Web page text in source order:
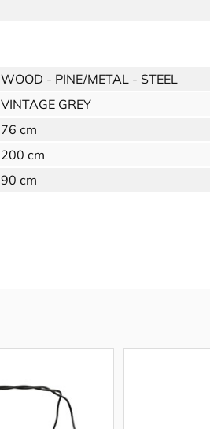
WOOD - PINE/METAL - STEEL
VINTAGE GREY
76 cm
200 cm
90 cm